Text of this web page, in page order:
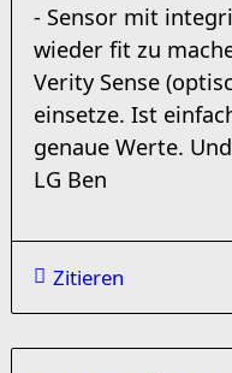
- Sensor mit
wieder fit zu
Verity Sense
einsetze. Ist
genaue Werte.
LG Ben
Zitieren